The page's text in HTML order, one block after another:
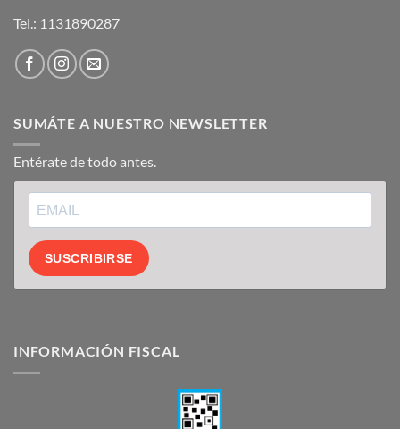
Tel.: 1131890287
SUMÁTE A NUESTRO NEWSLETTER
Entérate de todo antes.
SUSCRIBIRSE
INFORMACIÓN FISCAL